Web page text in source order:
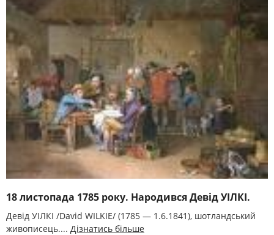
18 листопада 1785 року. Народився Девід УІЛКІ.
Девід УІЛКІ /David WILKIE/ (1785 — 1.6.1841), шотландський
живописець.... Дізнатись більше